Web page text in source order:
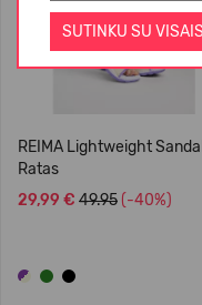
SUTINKU SU
REIMA Lightweight
Ratas
29,99 € 49.95 (-40%)